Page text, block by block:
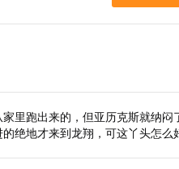
里跑出来的，但亚历克斯就纳
绝地才来到龙翔，可这丫头怎么